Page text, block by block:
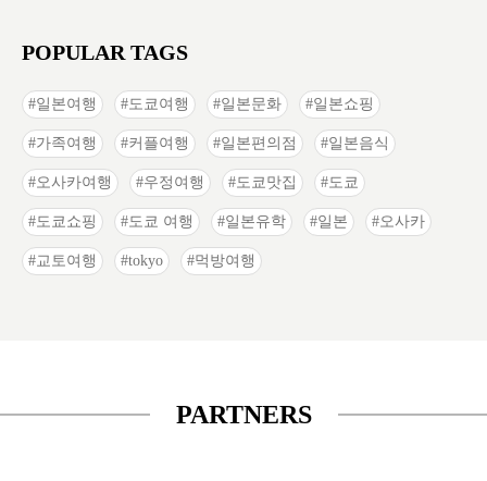
POPULAR TAGS
일본여행 도쿄여행 일본문화 일본쇼핑
가족여행 커플여행 일본편의점 일본음식
오사카여행 우정여행 도쿄맛집 도쿄
도쿄쇼핑 도쿄 여행 일본유학 일본 오사카
교토여행 tokyo 먹방여행
PARTNERS